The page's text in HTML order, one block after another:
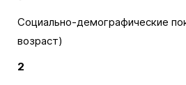
Социально-демографические
возраст)
2